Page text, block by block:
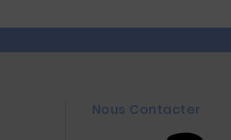
Nous Contacter